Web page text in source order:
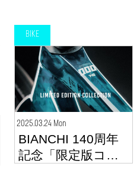
BIKE
2025.03.24 Mon
BIANCHI 140周年
記念「限定版コレ